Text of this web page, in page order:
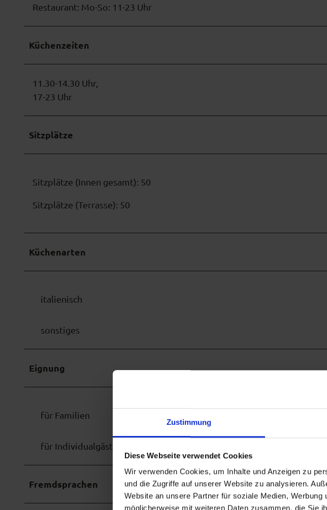
Zustimmung
Diese Webseite verwendet Cookies
Wir verwenden Cookies, um Inhalte und Anzeigen zu
und die Zugriffe auf unserer Website zu analysieren.
Website an unsere Partner für soziale Medien,
möglicherweise mit weiteren Daten zusammen, die Sie
Restaurant: Mo-So: 11-23 Uhr
Küchenzeiten
11.30-14.30 Uhr,
17-23 Uhr
Sitzplätze
Sitzplätze (Innen gesamt): 50
Sitzplätze (Terrasse): 50
Küchenarten
italienisch
sonstiges
Eignung
für Familien
für Individualgäste
Fremdsprachen